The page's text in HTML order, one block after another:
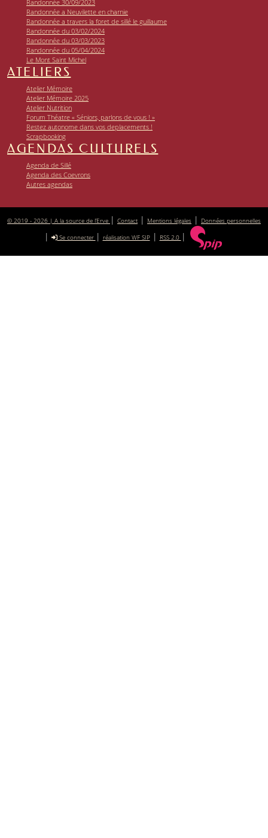
Randonnée 30/09/2023
Randonnée a Neuvilette en charnie
Randonnée a travers la foret de sillé le guillaume
Randonnée du 03/02/2024
Randonnée du 03/03/2023
Randonnée du 05/04/2024
Le Mont Saint Michel
ATELIERS
Atelier Mémoire
Atelier Mémoire 2025
Atelier Nutrition
Forum Théatre « Séniors, parlons de vous ! »
Restez autonome dans vos deplacements !
Scrapbooking
AGENDAS CULTURELS
Agenda de Sillé
Agenda des Coevrons
Autres agendas
© 2019 - 2026 | A la source de l’Erve | Contact | Mentions légales | Données personnelles
| Se connecter | réalisation WF SIP| RSS 2.0 |